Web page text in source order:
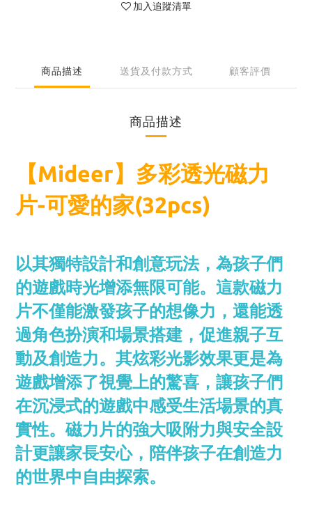
加入追蹤清單
商品描述 送貨及付款方式 顧客評價
商品描述
【Mideer】多彩透光磁力
片-可愛的家(32pcs)
以其獨特設計和創意玩法，為孩子們
的遊戲時光增添無限可能。這款磁力
片不僅能激發孩子的想像力，還能透
過角色扮演和場景搭建，促進親子互
動及創造力。其炫彩光影效果更是為
遊戲增添了視覺上的驚喜，讓孩子們
在沉浸式的遊戲中感受生活場景的真
實性。磁力片的強大吸附力與安全設
計更讓家長安心，陪伴孩子在創造力
的世界中自由探索。